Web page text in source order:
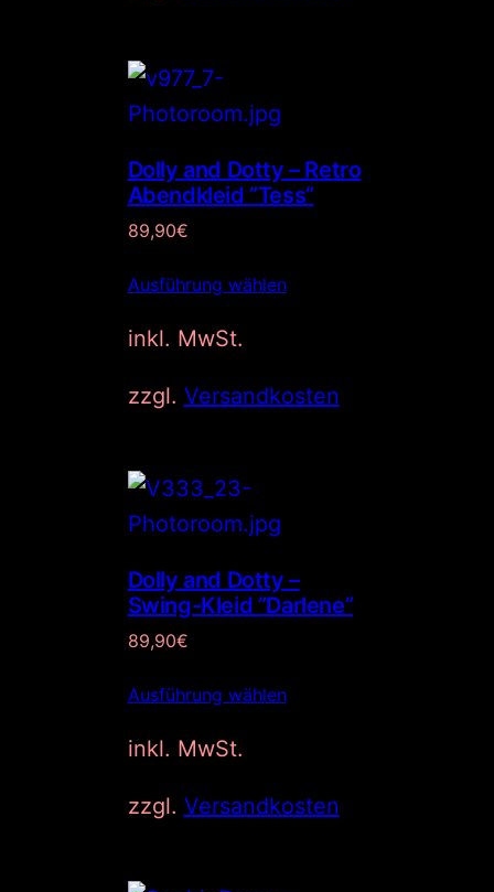
Dolly and Dotty – Retro
Abendkleid ”Tess”
89,90€
Ausführung wählen
inkl. MwSt.
zzgl. Versandkosten
Dolly and Dotty –
Swing-Kleid ”Darlene”
89,90€
Ausführung wählen
inkl. MwSt.
zzgl. Versandkosten